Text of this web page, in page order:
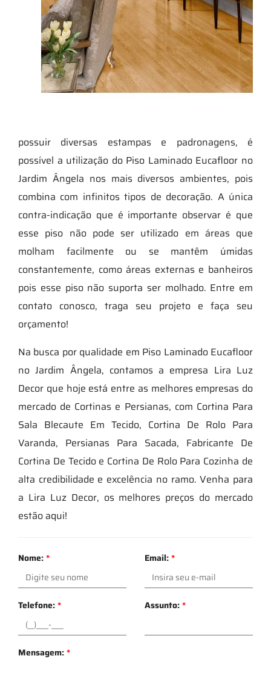
possuir diversas estampas e padronagens, é
possível a utilização do Piso Laminado Eucafloor no
Jardim Ângela nos mais diversos ambientes, pois
combina com infinitos tipos de decoração. A única
contra-indicação que é importante observar é que
esse piso não pode ser utilizado em áreas que
molham facilmente ou se mantêm úmidas
constantemente, como áreas externas e banheiros
pois esse piso não suporta ser molhado. Entre em
contato conosco, traga seu projeto e faça seu
orçamento!
Na busca por qualidade em Piso Laminado Eucafloor
no Jardim Ângela, contamos a empresa Lira Luz
Decor que hoje está entre as melhores empresas do
mercado de Cortinas e Persianas, com Cortina Para
Sala Blecaute Em Tecido, Cortina De Rolo Para
Varanda, Persianas Para Sacada, Fabricante De
Cortina De Tecido e Cortina De Rolo Para Cozinha de
alta credibilidade e excelência no ramo. Venha para
a Lira Luz Decor, os melhores preços do mercado
estão aqui!
Nome:* Email:*
Telefone:* Assunto:*
Mensagem:*